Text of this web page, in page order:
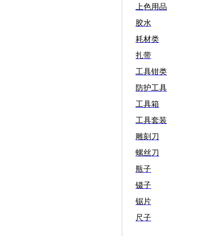
上色用品
胶水
耗材类
扎带
工具钳类
防护工具
工具箱
工具套装
雕刻刀
螺丝刀
瓶子
镊子
锯片
尺子